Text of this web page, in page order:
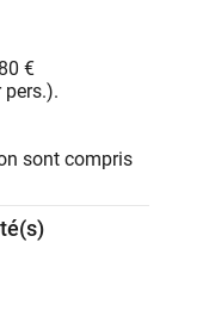
€
sont compris